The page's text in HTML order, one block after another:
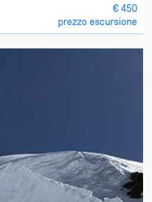
€ 450
prezzo escursione